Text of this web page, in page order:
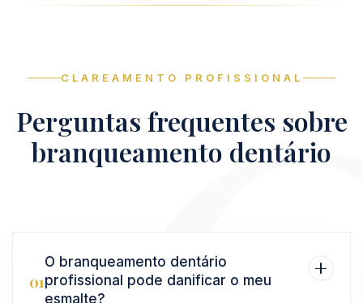
CLAREAMENTO PROFISSIONAL
Perguntas frequentes sobre
branqueamento dentário
01
O branqueamento dentário
profissional pode danificar o meu
esmalte?